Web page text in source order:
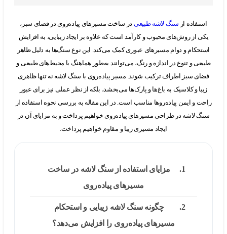
ازسنگ لاشه طبیعیدر ساخت مسیرهای پیاده‌روی در فضای سبز،
از روش‌های محبوب و کارآمد است که علاوه بر ایجاد زیبایی، به افزایش
و دوام مسیرهای عبوری کمک می‌کند. این نوع سنگ‌ها به دلیل ظاهر
و تنوع در اندازه و رنگ، می‌توانند به‌طور هماهنگ با محیط‌های طبیعی و
سبز اطراف ترکیب شوند. مسیر پیاده‌روی با سنگ لاشه نه تنها ظاهری
و کلاسیک به باغ‌ها و پارک‌ها می‌بخشد، بلکه از نظر عملی نیز برای عبور
و ایمن پیاده‌روها مناسب است. در این مقاله به بررسی نحوه استفاده از
لاشه در طراحی مسیرهای پیاده‌روی خواهیم پرداخت و به مزایای آن در
ایجاد مسیری زیبا و مقاوم خواهیم پرداخت.
مزایای استفاده از سنگ لاشه در ساخت
مسیرهای پیاده‌روی
چگونه سنگ لاشه زیبایی و استحکام
مسیرهای پیاده‌روی را افزایش می‌دهد؟